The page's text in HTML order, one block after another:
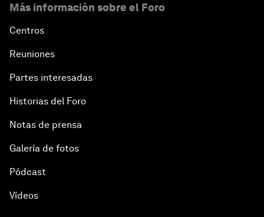
Más información sobre el Foro
Centros
Reuniones
Partes interesadas
Historias del Foro
Notas de prensa
Galería de fotos
Pódcast
Vídeos